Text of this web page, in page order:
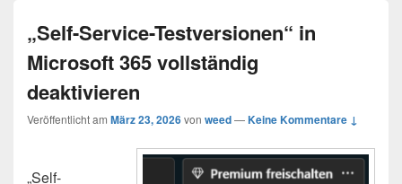
„Self-Service-Testversionen“ in
Microsoft 365 vollständig
deaktivieren
Veröffentlicht am März 23, 2026von weed—Keine Kommentare ↓
„Self-